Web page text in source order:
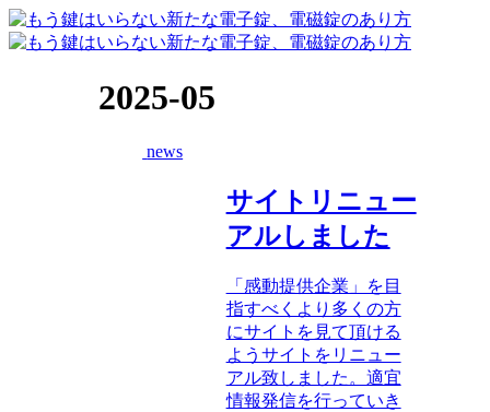
2025-05
news
サイトリニュー
アルしました
「感動提供企業」を目
指すべくより多くの方
にサイトを見て頂ける
ようサイトをリニュー
アル致しました。適宜
情報発信を行っていき